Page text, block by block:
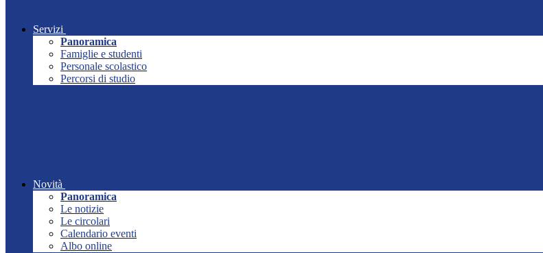
Servizi
Panoramica
Famiglie e studenti
Personale scolastico
Percorsi di studio
Novità
Panoramica
Le notizie
Le circolari
Calendario eventi
Albo online